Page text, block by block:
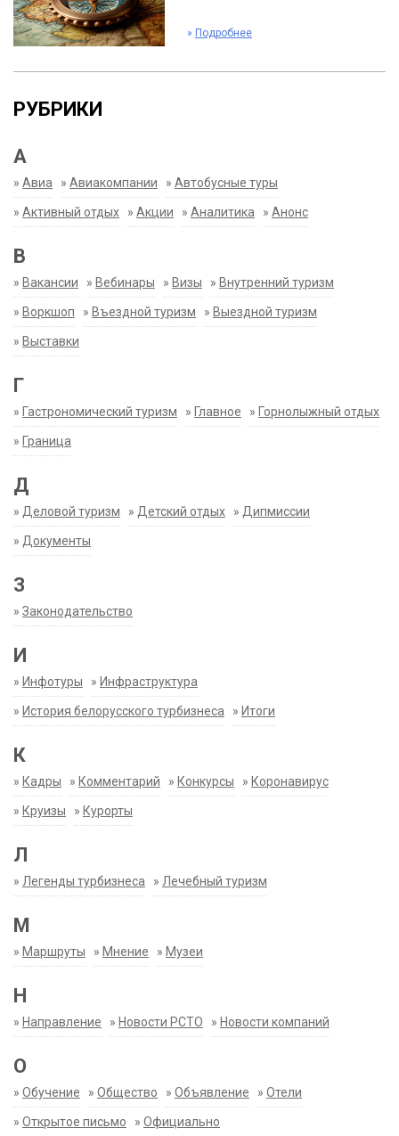
» Подробнее
РУБРИКИ
А
» Авиа » Авиакомпании » Автобусные туры
» Активный отдых » Акции » Аналитика » Анонс
В
» Вакансии » Вебинары » Визы » Внутренний туризм
» Воркшоп » Въездной туризм » Выездной туризм
» Выставки
Г
» Гастрономический туризм » Главное » Горнолыжный отдых
» Граница
Д
» Деловой туризм » Детский отдых » Дипмиссии
» Документы
З
» Законодательство
И
» Инфотуры » Инфраструктура
» История белорусского турбизнеса » Итоги
К
» Кадры » Комментарий » Конкурсы » Коронавирус
» Круизы » Курорты
Л
» Легенды турбизнеса » Лечебный туризм
М
» Маршруты » Мнение » Музеи
Н
» Направление » Новости РСТО » Новости компаний
О
» Обучение » Общество » Объявление » Отели
» Открытое письмо » Официально